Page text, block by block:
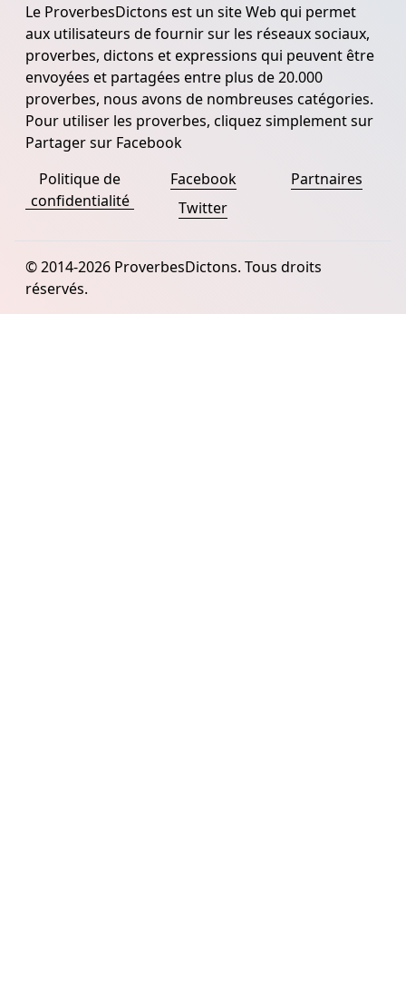
Le ProverbesDictons est un site Web qui permet
aux utilisateurs de fournir sur les réseaux sociaux,
proverbes, dictons et expressions qui peuvent être
envoyées et partagées entre plus de 20.000
proverbes, nous avons de nombreuses catégories.
Pour utiliser les proverbes, cliquez simplement sur
Partager sur Facebook
Politique de
confidentialité
Facebook
Twitter
Partnaires
© 2014-2026 ProverbesDictons. Tous droits
réservés.